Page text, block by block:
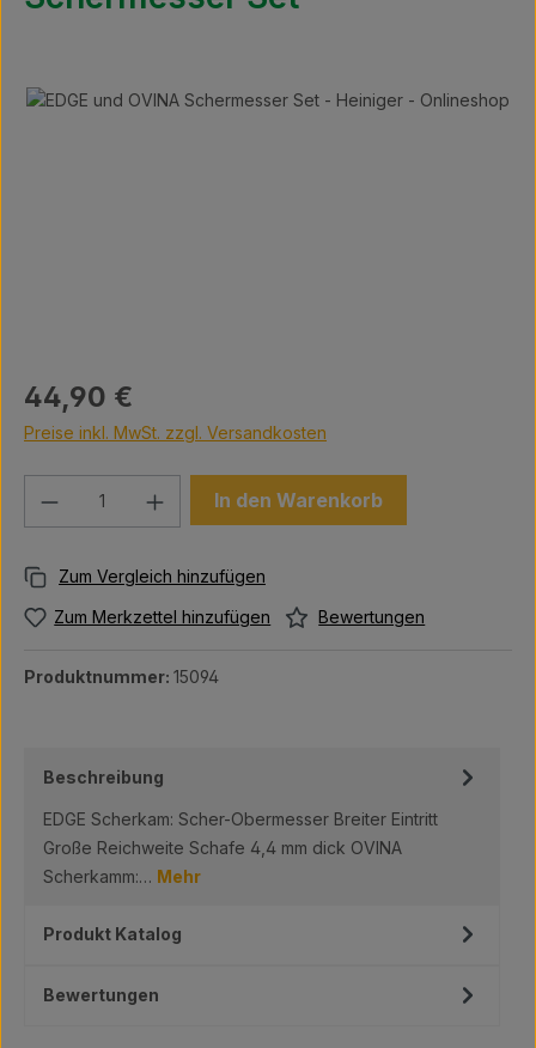
Bildergalerie überspringen
Regulärer Preis:
44,90 €
Preise inkl. MwSt. zzgl. Versandkosten
Produkt Anzahl: Gib den
In den Warenkorb
Zum Merkzettel hinzufügen Bewertungen
Produktnummer: 15094
Beschreibung
EDGE Scherkam: Scher-Obermesser Breiter Eintritt
Große Reichweite Schafe 4,4 mm dick OVINA
Scherkamm:… Mehr
Produkt Katalog
Bewertungen